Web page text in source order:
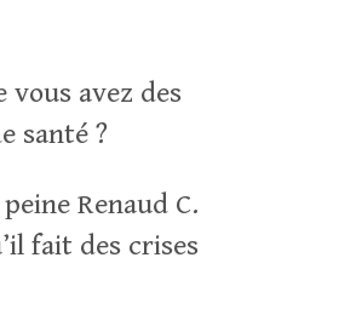
avez des
santé ?
Renaud C.
fait des crises